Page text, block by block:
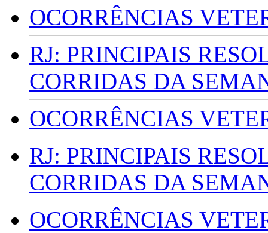
OCORRÊNCIAS
RJ: PRINCIPAIS
CORRIDAS DA
OCORRÊNCIAS
RJ: PRINCIPAIS
CORRIDAS DA
OCORRÊNCIAS